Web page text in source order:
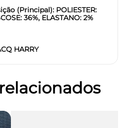
(Principal): POLIESTER:
36%, ELASTANO: 2%
HARRY